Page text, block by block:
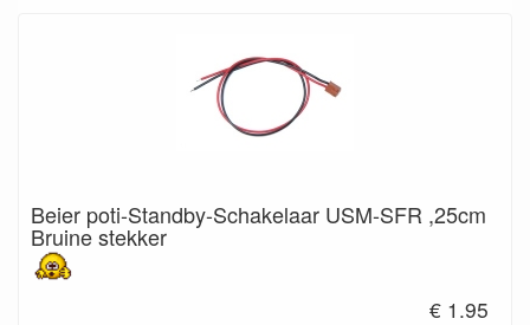
Beier poti-Standby-Schakelaar USM-SFR ,25cm
Bruine stekker
€ 1.95